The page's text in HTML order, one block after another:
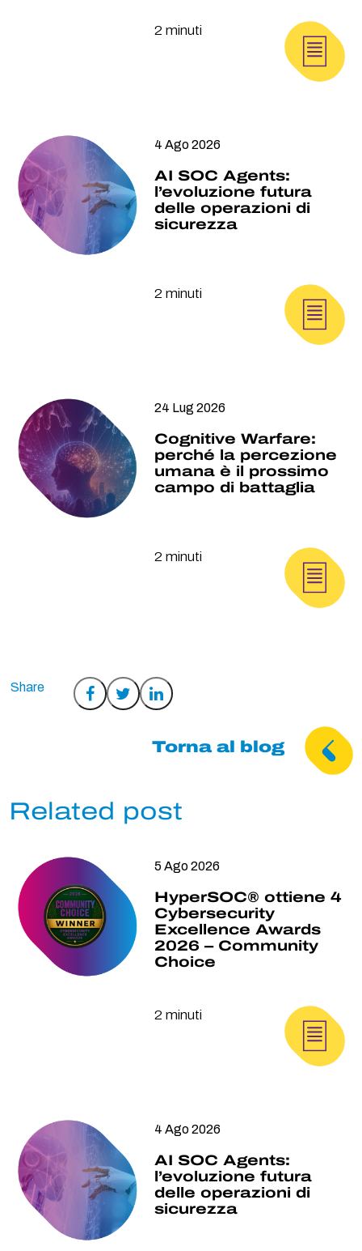
2 minuti
4 Ago 2026
AI SOC Agents:
l’evoluzione futura
delle operazioni di
sicurezza
2 minuti
24 Lug 2026
Cognitive Warfare:
perché la percezione
umana è il prossimo
campo di battaglia
2 minuti
Condividi
CondividiCondividi
Torna al blog
Related post
5 Ago 2026
HyperSOC® ottiene 4
Cybersecurity
Excellence Awards
2026 – Community
Choice
2 minuti
4 Ago 2026
AI SOC Agents:
l’evoluzione futura
delle operazioni di
sicurezza